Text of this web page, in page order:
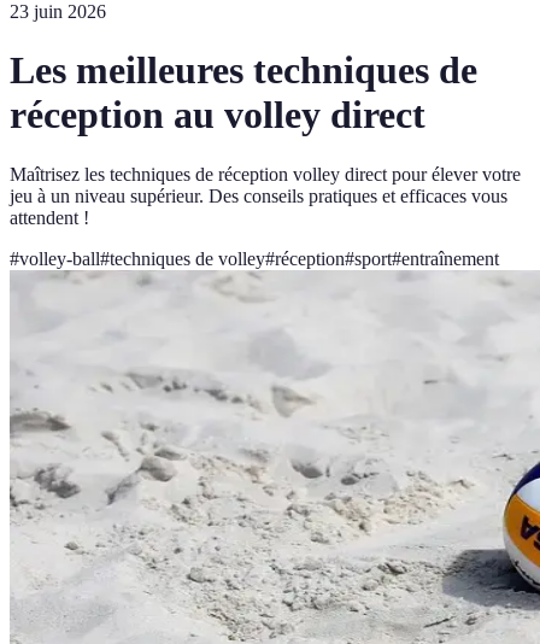
23 juin 2026
Les meilleures techniques de
réception au volley direct
Maîtrisez les techniques de réception volley direct pour élever votre
jeu à un niveau supérieur. Des conseils pratiques et efficaces vous
attendent !
#volley-ball#techniques de volley#réception#sport#entraînement